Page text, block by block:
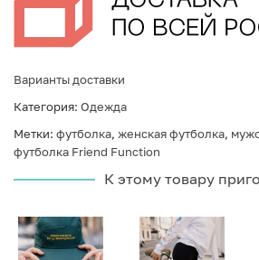
Варианты доставки
Категория: Одежда
Метки: футболка, женская футболка,
футболка Friend Function
К этому товару